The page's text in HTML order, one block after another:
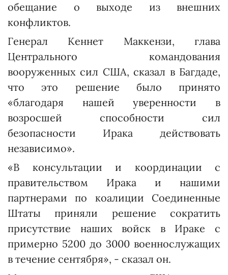
обещание о выходе из внешних
конфликтов.
Генерал Кеннет Маккензи, глава
Центрального командования
вооруженных сил США, сказал в Багдаде,
что это решение было принято
«благодаря нашей уверенности в
возросшей способности сил
безопасности Ирака действовать
независимо».
«В консультации и координации с
правительством Ирака и нашими
партнерами по коалиции Соединенные
Штаты приняли решение сократить
присутствие наших войск в Ираке с
примерно 5200 до 3000 военнослужащих
в течение сентября», - сказал он.